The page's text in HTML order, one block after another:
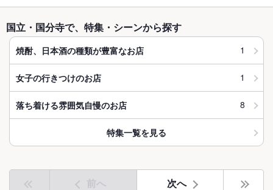
国立・国分寺で、特集・シーンから探す
焼酎、日本酒の種類が豊富なお店 1
女子の行きつけのお店 1
落ち着ける雰囲気自慢のお店 8
特集一覧を見る
前へ 次へ